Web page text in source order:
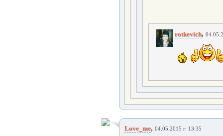
rotkevich,
Love_me, 04.05.2015 г. 13:35